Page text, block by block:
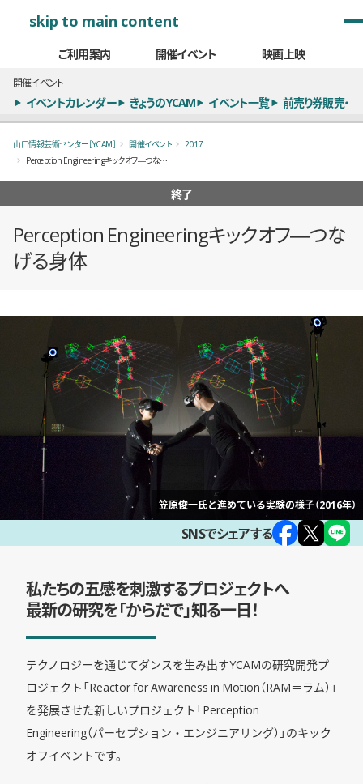
skip to main content
ご利用案内 開催イベント 映画上映
開催イベント
イベントカレンダー きょうのYCAM イベント一覧 前売り券販売・
山口情報芸術センター［YCAM］ 開催イベント
2017
Perception Engineeringキックオフ―つなげる身体
終了
Perception Engineeringキックオフ―つな
げる身体
笠原俊一氏と進めている実験の様子（2016年）
SNSでシェアする
私たちの五感を刺激するプロジェクトへ
最新の研究を「からだで」知る一日！
テクノロジーを通じてダンスを生み出すYCAMの研究開発プ
ロジェクト「Reactor for Awareness in Motion（RAM＝ラム）」
を発展させた新しいプロジェクト「Perception
Engineering（パーセプション・エンジニアリング）」のキック
オフイベントです。